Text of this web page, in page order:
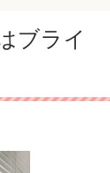
ブライ